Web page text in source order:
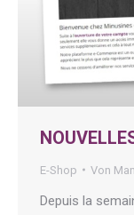
E-Shop Von
Depuis la